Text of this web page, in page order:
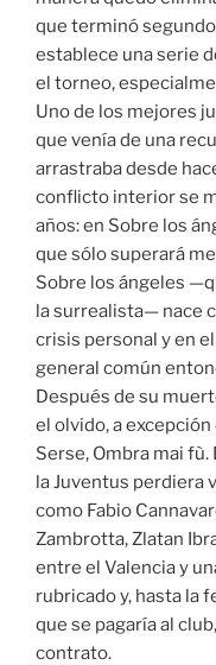
que terminó
establece una serie
el torneo,
Uno de los mejores
que venía de una
arrastraba desde
conflicto interior se
años: en Sobre los
que sólo superará
Sobre los ángeles
la surrealista— nace
crisis personal y en
general común
Después de su
el olvido, a
Serse, Ombra mai fù.
la Juventus perdiera
como Fabio
Zambrotta, Zlatan
entre el Valencia y
rubricado y, hasta la
que se pagaría al
contrato.